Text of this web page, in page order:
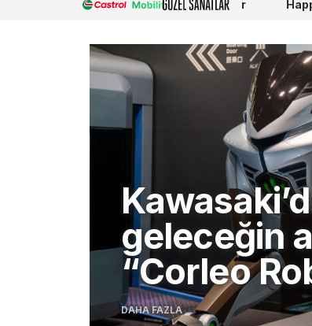
Castrol Güzel Sanatlar
geleceğin
“Corleo
DAHA FAZLA